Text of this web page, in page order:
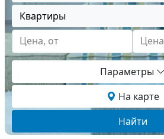
Квартиры
Цена, от
Параметры
На карте
Найти